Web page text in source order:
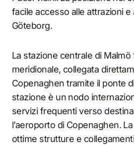
facile accesso alle attrazioni e
Göteborg.
La stazione centrale di
meridionale, collegata
Copenaghen tramite il ponte
stazione è un nodo
servizi frequenti verso
l’aeroporto di Copenaghen.
ottime strutture e